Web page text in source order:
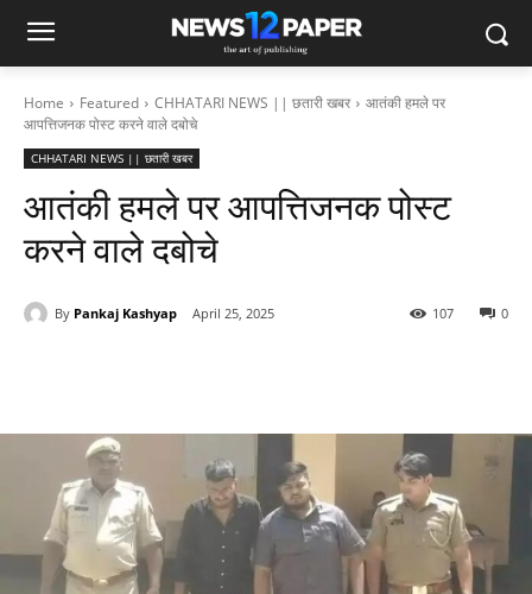
Home Featured CHHATARI NEWS || छतारी खबर
आतंकी हमले पर
आपत्तिजनक पोस्ट करने वाले दबोचे
CHHATARI NEWS || छतारी खबर
आतंकी हमले पर आपत्तिजनक पोस्ट
करने वाले दबोचे
By Pankaj Kashyap April 25, 2025 0
107